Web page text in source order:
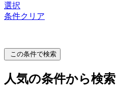
選択
条件クリア
この条件で検索
人気の条件から検索